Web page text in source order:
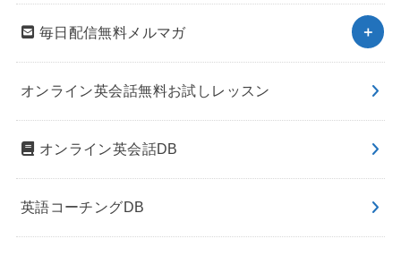
毎日配信無料メルマガ
オンライン英会話無料お試しレッスン
オンライン英会話DB
英語コーチングDB